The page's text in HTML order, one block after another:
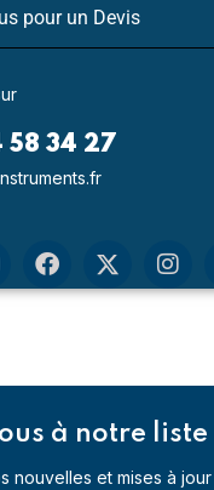
pour un Devis
58 34 27
à notre liste
nouvelles et mises à